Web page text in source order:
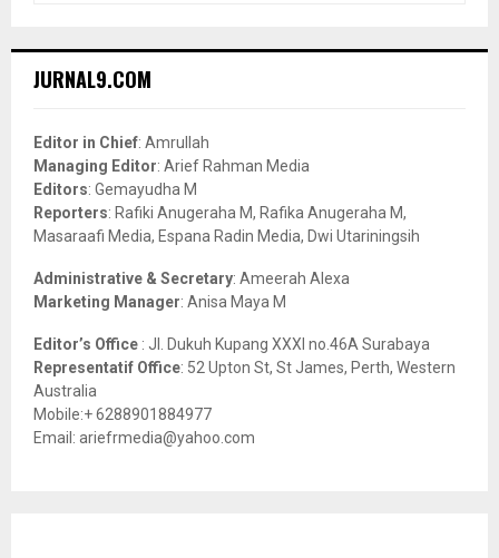
h
o
r
:
JURNAL9.COM
Editor in Chief: Amrullah
Managing Editor: Arief Rahman Media
Editors: Gemayudha M
Reporters: Rafiki Anugeraha M, Rafika Anugeraha M,
Masaraafi Media, Espana Radin Media, Dwi Utariningsih
Administrative & Secretary: Ameerah Alexa
Marketing Manager: Anisa Maya M
Editor’s Office : Jl. Dukuh Kupang XXXI no.46A Surabaya
Representatif Office: 52 Upton St, St James, Perth, Western
Australia
Mobile:+ 6288901884977
Email: ariefrmedia@yahoo.com